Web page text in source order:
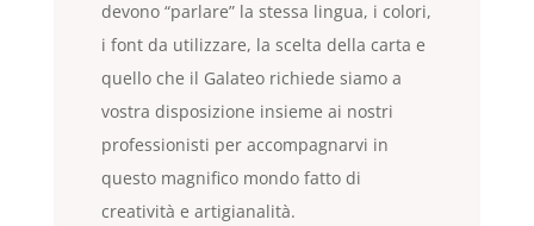
devono “parlare” la stessa lingua, i colori,
i font da utilizzare, la scelta della carta e
quello che il Galateo richiede siamo a
vostra disposizione insieme ai nostri
professionisti per accompagnarvi in
questo magnifico mondo fatto di
creatività e artigianalità.